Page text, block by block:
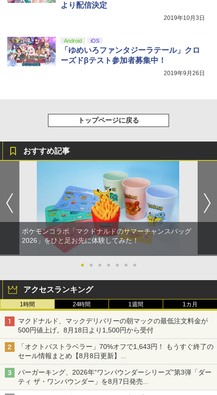
より配信決定
2019年10月3日
Android iOS
「ゆめいろファンタジーラテール」クロ
ーズドβテスト参加者募集中！
2019年9月26日
トップページに戻る
おすすめ記事
ポケモンコラボ「マクドナルドのサマーチャンスバッグ
2026」をひと足お先に体験してみた！
● ● ● ● ● ● ●
アクセスランキング
1時間 24時間 1週間 1カ月
マクドナルド、マックデリバリーの朝マックの最低注文料金が
500円値上げ。8月18日より1,500円から受付
「オクトパストラベラー」70%オフで1,643円！ もうすぐ終了の
セール情報まとめ【8月8日更新】
ニンテンドーeショップでは「大神 絶景版」が67%オフで990円
バーガーキング、2026年“ワンパウンダーシリーズ”第3弾「ダー
ティ ザ・ワンパウンダー」を8月7日発売
「特製ガーリックマヨソース」を使用した超大型チーズバーガー